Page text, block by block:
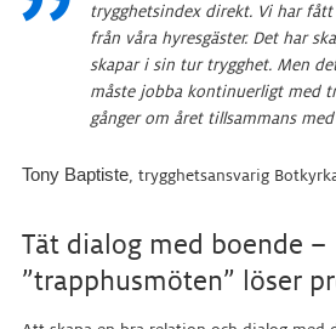
trygghetsindex direkt. Vi har
från våra hyresgäster. Det har
skapar i sin tur trygghet. Men
måste jobba kontinuerligt med
gånger om året tillsammans
Tony Baptiste, trygghetsansvarig
Tät dialog med boende –
”trapphusmöten” löser